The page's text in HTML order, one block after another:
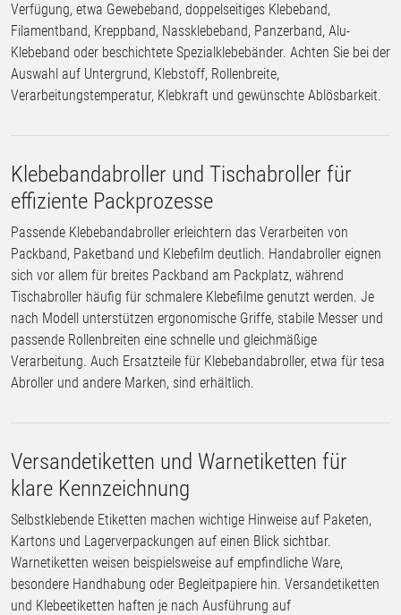
Verfügung, etwa Gewebeband, doppelseitiges Klebeband,
Filamentband, Kreppband, Nassklebeband, Panzerband, Alu-
Klebeband oder beschichtete Spezialklebebänder. Achten Sie bei der
Auswahl auf Untergrund, Klebstoff, Rollenbreite,
Verarbeitungstemperatur, Klebkraft und gewünschte Ablösbarkeit.
Klebebandabroller und Tischabroller für
effiziente Packprozesse
Passende Klebebandabroller erleichtern das Verarbeiten von
Packband, Paketband und Klebefilm deutlich. Handabroller eignen
sich vor allem für breites Packband am Packplatz, während
Tischabroller häufig für schmalere Klebefilme genutzt werden. Je
nach Modell unterstützen ergonomische Griffe, stabile Messer und
passende Rollenbreiten eine schnelle und gleichmäßige
Verarbeitung. Auch Ersatzteile für Klebebandabroller, etwa für tesa
Abroller und andere Marken, sind erhältlich.
Versandetiketten und Warnetiketten für
klare Kennzeichnung
Selbstklebende Etiketten machen wichtige Hinweise auf Paketen,
Kartons und Lagerverpackungen auf einen Blick sichtbar.
Warnetiketten weisen beispielsweise auf empfindliche Ware,
besondere Handhabung oder Begleitpapiere hin. Versandetiketten
und Klebeetiketten haften je nach Ausführung auf